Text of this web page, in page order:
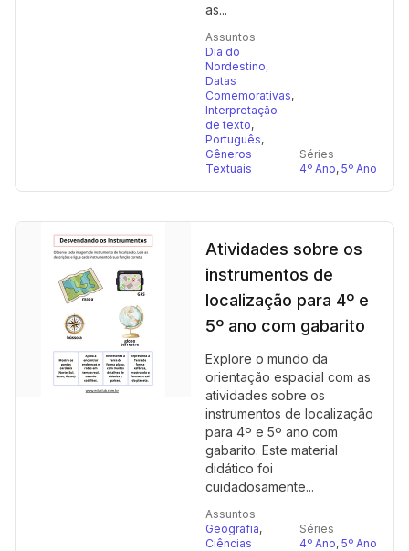
as...
Assuntos
Dia do
Nordestino,
Datas
Comemorativas,
Interpretação
de texto,
Português,
Gêneros
Textuais
Séries
4º Ano, 5º Ano
Atividades sobre os
instrumentos de
localização para 4º e
5º ano com gabarito
Explore o mundo da
orientação espacial com as
atividades sobre os
instrumentos de localização
para 4º e 5º ano com
gabarito. Este material
didático foi
cuidadosamente...
Assuntos
Geografia,
Ciências
Séries
4º Ano, 5º Ano